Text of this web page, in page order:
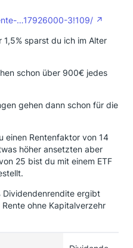
…17926000-3!109/
sparst du ich im Alter
schon über 900€ jedes
gehen dann schon für die
einen Rentenfaktor von 14
höher ansetzten aber
25 bist du mit einem ETF
Dividendenrendite ergibt
ohne Kapitalverzehr